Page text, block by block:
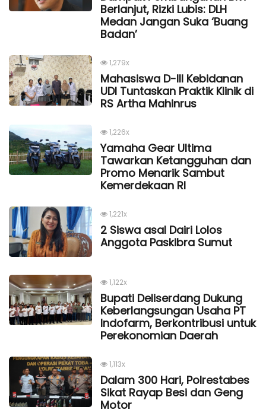
Berlanjut, Rizki Lubis: DLH
Medan Jangan Suka ‘Buang
Badan’
1,279x
Mahasiswa D-III Kebidanan
UDI Tuntaskan Praktik Klinik di
RS Artha Mahinrus
1,226x
Yamaha Gear Ultima
Tawarkan Ketangguhan dan
Promo Menarik Sambut
Kemerdekaan Rl
1,221x
2 Siswa asal Dairi Lolos
Anggota Paskibra Sumut
1,122x
Bupati Deliserdang Dukung
Keberlangsungan Usaha PT
Indofarm, Berkontribusi untuk
Perekonomian Daerah
1,113x
Dalam 300 Hari, Polrestabes
Sikat Rayap Besi dan Geng
Motor